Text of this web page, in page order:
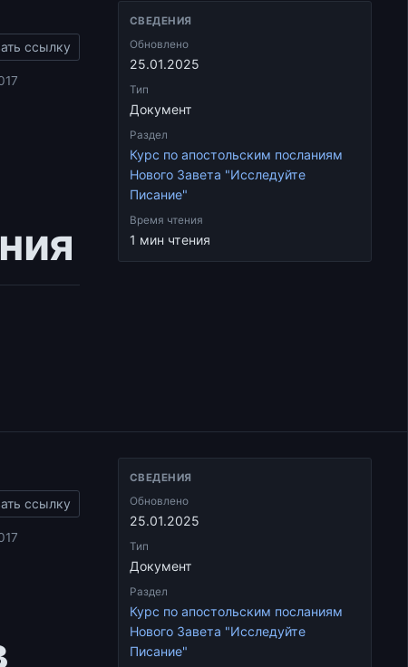
ссылку
СВЕДЕНИЯ
Обновлено
25.01.2025
Тип
Документ
Раздел
Курс по апостольским посланиям
Нового Завета "Исследуйте
Писание"
Время чтения
1 мин чтения
ссылку
СВЕДЕНИЯ
Обновлено
25.01.2025
Тип
Документ
Раздел
Курс по апостольским посланиям
Нового Завета "Исследуйте
Писание"